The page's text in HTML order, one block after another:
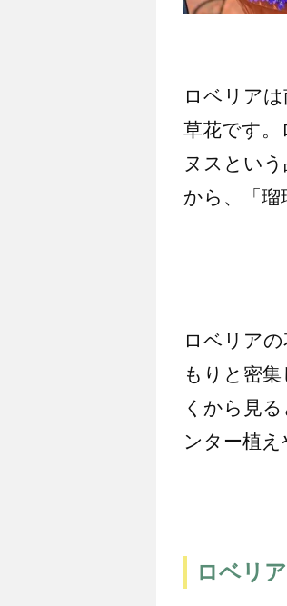
ロベリア
草花です
ヌスとい
から、「瑠
ロベリア
もりと密
くから見
ンター植え
ロベリ